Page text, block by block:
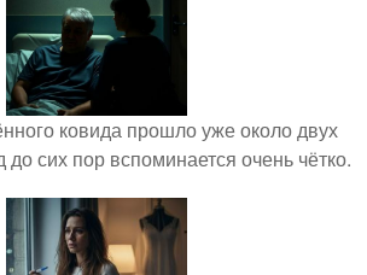
ковида прошло уже около двух
до сих пор вспоминается очень чётко.